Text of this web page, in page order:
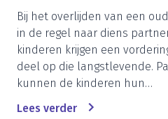
Bij het over­lij­den van een
in de regel naar diens
kin­de­ren krij­gen een
deel op die langst­le­ven­de.
kun­nen de kin­de­ren hun…
Lees ver­der